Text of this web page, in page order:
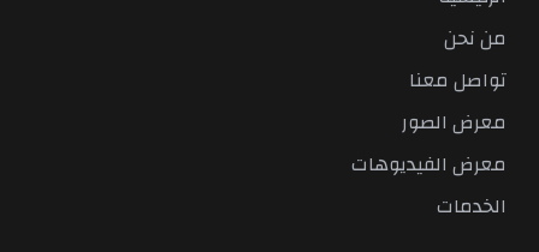
من نحن
تواصل معنا
معرض الصور
معرض الفيديوهات
الخدمات